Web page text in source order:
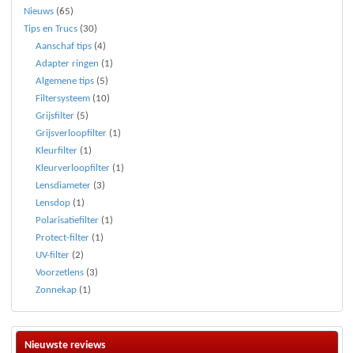
Nieuws (65)
Tips en Trucs (30)
Aanschaf tips (4)
Adapter ringen (1)
Algemene tips (5)
Filtersysteem (10)
Grijsfilter (5)
Grijsverloopfilter (1)
Kleurfilter (1)
Kleurverloopfilter (1)
Lensdiameter (3)
Lensdop (1)
Polarisatiefilter (1)
Protect-filter (1)
UV-filter (2)
Voorzetlens (3)
Zonnekap (1)
Nieuwste reviews